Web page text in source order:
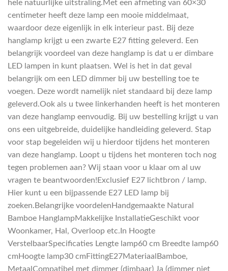
hele natuurlijke uitstraling.Met een afmeting van 60×30
centimeter heeft deze lamp een mooie middelmaat,
waardoor deze eigenlijk in elk interieur past. Bij deze
hanglamp krijgt u een zwarte E27 fitting geleverd. Een
belangrijk voordeel van deze hanglamp is dat u er dimbare
LED lampen in kunt plaatsen. Wel is het in dat geval
belangrijk om een LED dimmer bij uw bestelling toe te
voegen. Deze wordt namelijk niet standaard bij deze lamp
geleverd.Ook als u twee linkerhanden heeft is het monteren
van deze hanglamp eenvoudig. Bij uw bestelling krijgt u van
ons een uitgebreide, duidelijke handleiding geleverd. Stap
voor stap begeleiden wij u hierdoor tijdens het monteren
van deze hanglamp. Loopt u tijdens het monteren toch nog
tegen problemen aan? Wij staan voor u klaar om al uw
vragen te beantwoorden!Exclusief E27 lichtbron / lamp.
Hier kunt u een bijpassende E27 LED lamp bij
zoeken.Belangrijke voordelenHandgemaakte Natural
Bamboe HanglampMakkelijke InstallatieGeschikt voor
Woonkamer, Hal, Overloop etc.In Hoogte
VerstelbaarSpecificaties Lengte lamp60 cm Breedte lamp60
cmHoogte lamp30 cmFittingE27MateriaalBamboe,
MetaalCompatibel met dimmer (dimbaar) Ja (dimmer niet